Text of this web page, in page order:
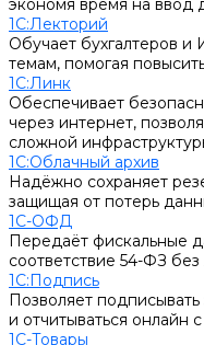
экономя время на ввод
1С:Лекторий
Обучает бухгалтеров и
темам, помогая
1С:Линк
Обеспечивает
через интернет,
сложной
1С:Облачный архив
Надёжно сохраняет
защищая от потерь
1С-ОФД
Передаёт фискальные
соответствие 54-ФЗ
1С:Подпись
Позволяет
и отчитываться
1С-Товары